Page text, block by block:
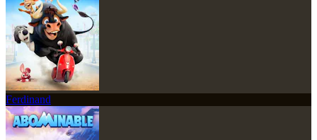
Ferdinand